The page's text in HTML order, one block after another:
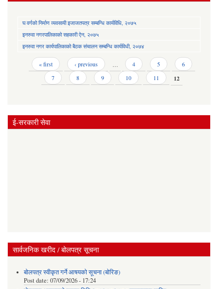
घ वर्गको निर्माण व्यवसायी इजाजतपत्र सम्बन्धि कार्यविधि, २०७५
इनरुवा नगरपालिकाको सहकारी ऐन, २०७५
इनरुवा नगर कार्यपालिकाको बैठक संचालन सम्बन्धि कार्यविधी, २०७४
Pages « first ‹ previous … 4 5
6
7
8 9 10 11 12
ई-सरकारी सेवा
सार्वजनिक खरीद / बोलपत्र सूचना
बोलपत्र स्वीकृत गर्ने आषयको सूचना (बोरिङ)
Post date: 07/09/2026 - 17:24